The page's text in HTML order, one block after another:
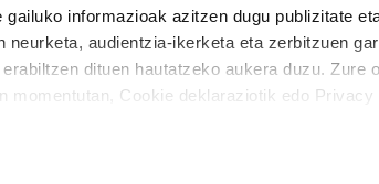
informazioak azitzen dugu publizitate
neurketa, audientzia-ikerketa eta zerbitzuen
dituen hautatzeko aukera duzu. Zure
momentutan, Cookie deklaraziotik edo Privacy